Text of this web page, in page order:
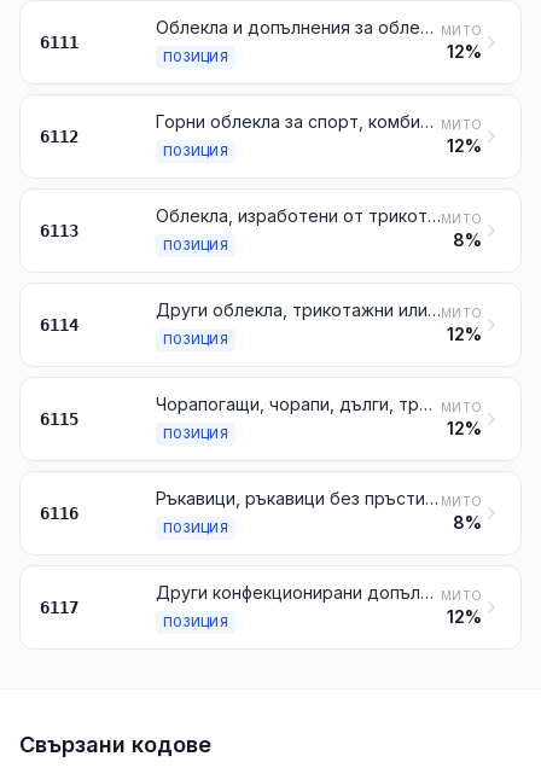
6111
Облекла и допълнения за облеклото, трикотажни или плетени, за бебета
ПОЗИЦИЯ
МИТО
12%
6112
Горни облекла за спорт, комбинезони и ансамбли за ски и бански костюми, трикотажни или плетени
ПОЗИЦИЯ
МИТО
12%
6113
Облекла, изработени от трикотажни платове от № 5903, 5906 или 5907
ПОЗИЦИЯ
МИТО
8%
6114
Други облекла, трикотажни или плетени
ПОЗИЦИЯ
МИТО
12%
6115
Чорапогащи, чорапи, дълги, три четвърти и къси и други подобни артикули, включително чорапогащи, дълги и три четвърти чорапи с различна степен на компресия (например чорапите за разширени вени), трикотажни или плетени
ПОЗИЦИЯ
МИТО
12%
6116
Ръкавици, ръкавици без пръсти и ръкавици с един пръст, трикотажни или плетени
ПОЗИЦИЯ
МИТО
8%
6117
Други конфекционирани допълнения за облеклата, трикотажни или плетени; части за облекла или допълнения за облекла, трикотажни или плетени
ПОЗИЦИЯ
МИТО
12%
Свързани кодове